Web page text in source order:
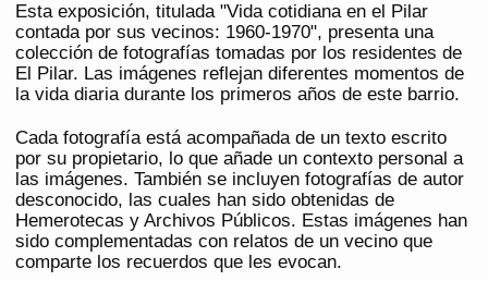
Esta exposición, titulada "Vida cotidiana en el Pilar
contada por sus vecinos: 1960-1970", presenta una
colección de fotografías tomadas por los residentes de
El Pilar. Las imágenes reflejan diferentes momentos de
la vida diaria durante los primeros años de este barrio.
Cada fotografía está acompañada de un texto escrito
por su propietario, lo que añade un contexto personal a
las imágenes. También se incluyen fotografías de autor
desconocido, las cuales han sido obtenidas de
Hemerotecas y Archivos Públicos. Estas imágenes han
sido complementadas con relatos de un vecino que
comparte los recuerdos que les evocan.